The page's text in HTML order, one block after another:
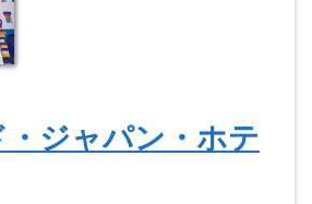
・ジャパン・ホテ